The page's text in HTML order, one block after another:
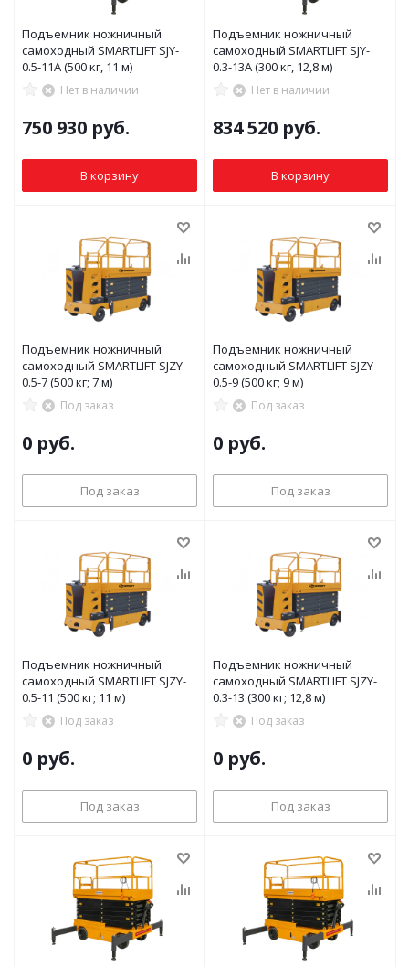
Подъемник ножничный
самоходный SMARTLIFT SJY-
0.5-11A (500 кг, 11 м)
Нет в наличии
750 930 руб.
В корзину
Подъемник ножничный
самоходный SMARTLIFT SJY-
0.3-13A (300 кг, 12,8 м)
Нет в наличии
834 520 руб.
В корзину
Подъемник ножничный
самоходный SMARTLIFT SJZY-
0.5-7 (500 кг; 7 м)
Под заказ
0 руб.
Под заказ
Подъемник ножничный
самоходный SMARTLIFT SJZY-
0.5-9 (500 кг; 9 м)
Под заказ
0 руб.
Под заказ
Подъемник ножничный
самоходный SMARTLIFT SJZY-
0.5-11 (500 кг; 11 м)
Под заказ
0 руб.
Под заказ
Подъемник ножничный
самоходный SMARTLIFT SJZY-
0.3-13 (300 кг; 12,8 м)
Под заказ
0 руб.
Под заказ